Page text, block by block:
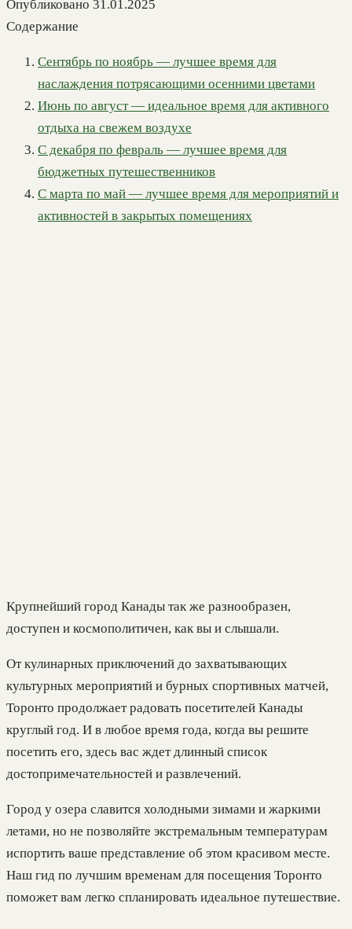
Опубликовано 31.01.2025
Содержание
Сентябрь по ноябрь — лучшее время для
наслаждения потрясающими осенними цветами
Июнь по август — идеальное время для активного
отдыха на свежем воздухе
С декабря по февраль — лучшее время для
бюджетных путешественников
С марта по май — лучшее время для мероприятий и
активностей в закрытых помещениях
Крупнейший город Канады так же разнообразен,
доступен и космополитичен, как вы и слышали.
От кулинарных приключений до захватывающих
культурных мероприятий и бурных спортивных матчей,
Торонто продолжает радовать посетителей Канады
круглый год. И в любое время года, когда вы решите
посетить его, здесь вас ждет длинный список
достопримечательностей и развлечений.
Город у озера славится холодными зимами и жаркими
летами, но не позволяйте экстремальным температурам
испортить ваше представление об этом красивом месте.
Наш гид по лучшим временам для посещения Торонто
поможет вам легко спланировать идеальное путешествие.